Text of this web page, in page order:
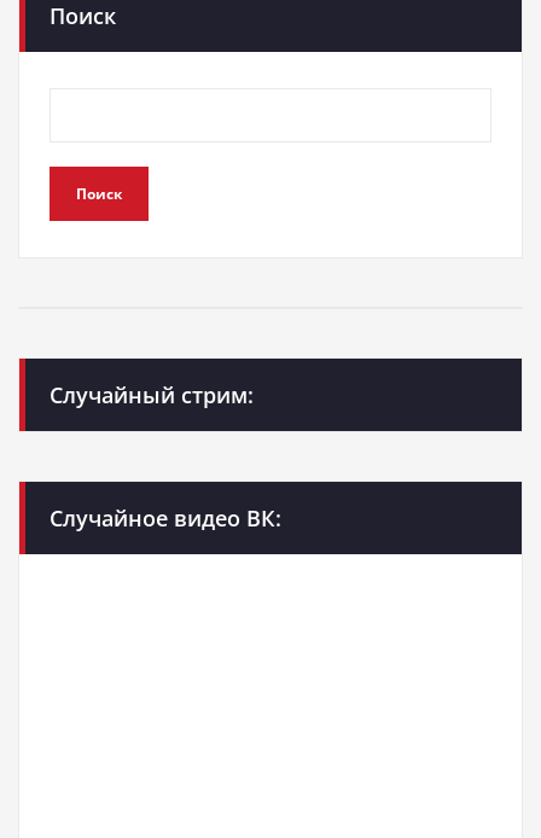
Поиск
Поиск
Случайный стрим:
Случайное видео ВК: